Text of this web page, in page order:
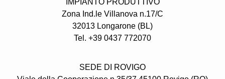
Zona Ind.le Villanova n.17/C
32013 Longarone (BL)
Tel. +39 0437 772070
SEDE DI ROVIGO